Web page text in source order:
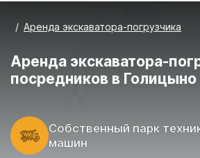
Аренда экскаватора-погрузчика
Аренда экскаватора-
посредников в Голицыно
Cобственный парк
машин